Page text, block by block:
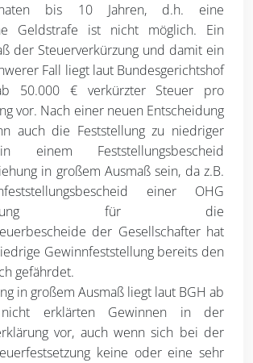
bis 10 Jahren, d.h. eine
Geldstrafe ist nicht möglich. Ein
der Steuerverkürzung und damit ein
Fall liegt laut Bundesgerichtshof
50.000 € verkürzter Steuer pro
vor. Nach einer neuen Entscheidung
auch die Feststellung zu niedriger
einem Feststellungsbescheid
in großem Ausmaß sein, da z.B.
einer OHG
für die
der Gesellschafter hat
Gewinnfeststellung bereits den
gefährdet.
in großem Ausmaß liegt laut BGH ab
erklärten Gewinnen in der
vor, auch wenn sich bei der
keine oder eine sehr